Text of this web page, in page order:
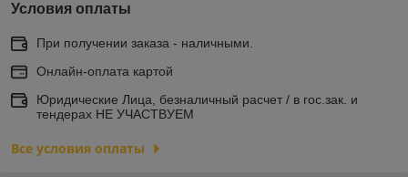
Условия оплаты
При получении заказа - наличными.
Онлайн-оплата картой
Юридические Лица, безналичный расчет / в гос.зак. и
тендерах НЕ УЧАСТВУЕМ
Все условия оплаты